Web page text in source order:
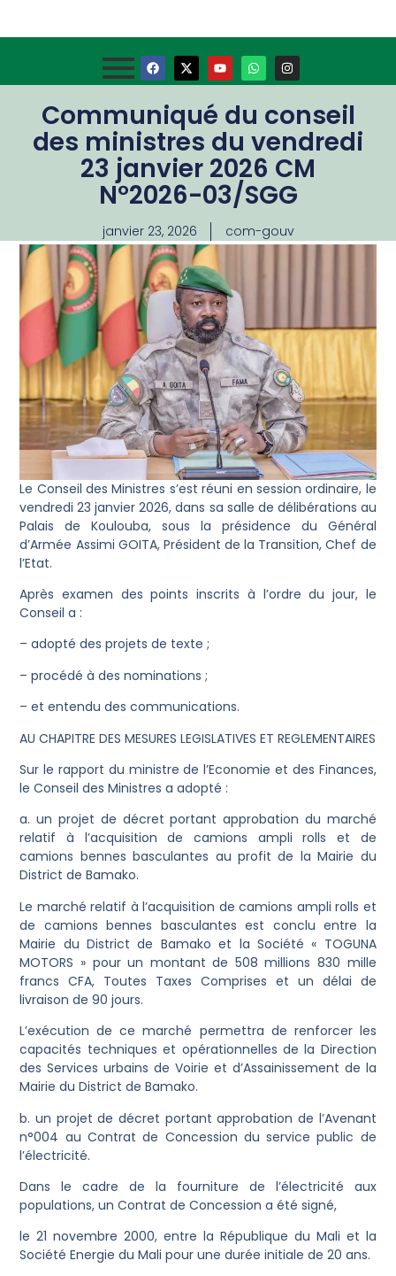
Communiqué du conseil
des ministres du vendredi
23 janvier 2026 CM
N°2026-03/SGG
janvier 23, 2026 com-gouv
Le Conseil des Ministres s’est réuni en session ordinaire, le
vendredi 23 janvier 2026, dans sa salle de délibérations au
Palais de Koulouba, sous la présidence du Général
d’Armée Assimi GOITA, Président de la Transition, Chef de
l’Etat.
Après examen des points inscrits à l’ordre du jour, le
Conseil a :
– adopté des projets de texte ;
– procédé à des nominations ;
– et entendu des communications.
AU CHAPITRE DES MESURES LEGISLATIVES ET REGLEMENTAIRES
Sur le rapport du ministre de l’Economie et des Finances,
le Conseil des Ministres a adopté :
a. un projet de décret portant approbation du marché
relatif à l’acquisition de camions ampli rolls et de
camions bennes basculantes au profit de la Mairie du
District de Bamako.
Le marché relatif à l’acquisition de camions ampli rolls et
de camions bennes basculantes est conclu entre la
Mairie du District de Bamako et la Société « TOGUNA
MOTORS » pour un montant de 508 millions 830 mille
francs CFA, Toutes Taxes Comprises et un délai de
livraison de 90 jours.
L’exécution de ce marché permettra de renforcer les
capacités techniques et opérationnelles de la Direction
des Services urbains de Voirie et d’Assainissement de la
Mairie du District de Bamako.
b. un projet de décret portant approbation de l’Avenant
n°004 au Contrat de Concession du service public de
l’électricité.
Dans le cadre de la fourniture de l’électricité aux
populations, un Contrat de Concession a été signé,
le 21 novembre 2000, entre la République du Mali et la
Société Energie du Mali pour une durée initiale de 20 ans.